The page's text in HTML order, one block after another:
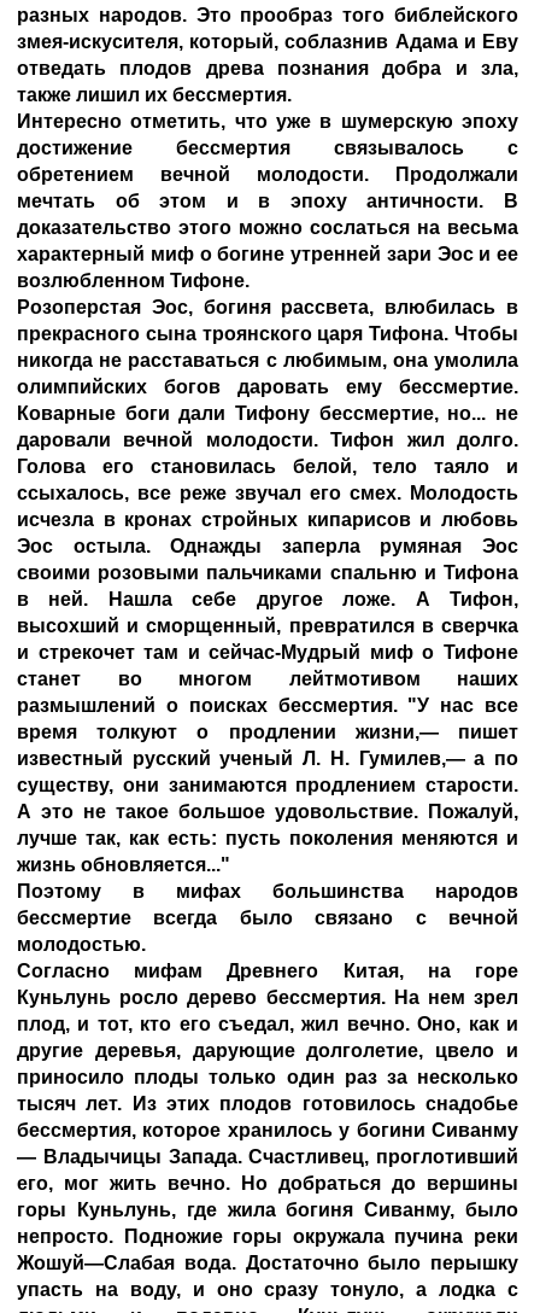
разных народов. Это прообраз того библейского
змея-искусителя, который, соблазнив Адама и Еву
отведать плодов древа познания добра и зла,
также лишил их бессмертия.
Интересно отметить, что уже в шумерскую эпоху
достижение бессмертия связывалось с
обретением вечной молодости. Продолжали
мечтать об этом и в эпоху античности. В
доказательство этого можно сослаться на весьма
характерный миф о богине утренней зари Эос и ее
возлюбленном Тифоне.
Розоперстая Эос, богиня рассвета, влюбилась в
прекрасного сына троянского царя Тифона. Чтобы
никогда не расставаться с любимым, она умолила
олимпийских богов даровать ему бессмертие.
Коварные боги дали Тифону бессмертие, но... не
даровали вечной молодости. Тифон жил долго.
Голова его становилась белой, тело таяло и
ссыхалось, все реже звучал его смех. Молодость
исчезла в кронах стройных кипарисов и любовь
Эос остыла. Однажды заперла румяная Эос
своими розовыми пальчиками спальню и Тифона
в ней. Нашла себе другое ложе. А Тифон,
высохший и сморщенный, превратился в сверчка
и стрекочет там и сейчас-Мудрый миф о Тифоне
станет во многом лейтмотивом наших
размышлений о поисках бессмертия. "У нас все
время толкуют о продлении жизни,— пишет
известный русский ученый Л. Н. Гумилев,— а по
существу, они занимаются продлением старости.
А это не такое большое удовольствие. Пожалуй,
лучше так, как есть: пусть поколения меняются и
жизнь обновляется..."
Поэтому в мифах большинства народов
бессмертие всегда было связано с вечной
молодостью.
Согласно мифам Древнего Китая, на горе
Куньлунь росло дерево бессмертия. На нем зрел
плод, и тот, кто его съедал, жил вечно. Оно, как и
другие деревья, дарующие долголетие, цвело и
приносило плоды только один раз за несколько
тысяч лет. Из этих плодов готовилось снадобье
бессмертия, которое хранилось у богини Сиванму
— Владычицы Запада. Счастливец, проглотивший
его, мог жить вечно. Но добраться до вершины
горы Куньлунь, где жила богиня Сиванму, было
непросто. Подножие горы окружала пучина реки
Жошуй—Слабая вода. Достаточно было перышку
упасть на воду, и оно сразу тонуло, а лодка с